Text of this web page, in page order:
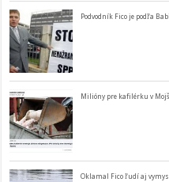
Podvodník Fico je podľa
Milióny pre kafilérku v
Oklamal Fico ľudí aj